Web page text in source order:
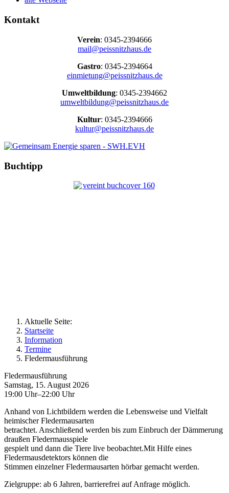
Kontakt
Verein: 0345-2394666
mail@peissnitzhaus.de
Gastro: 0345-2394664
einmietung@peissnitzhaus.de
Umweltbildung: 0345-2394662
umweltbildung@peissnitzhaus.de
Kultur: 0345-2394666
kultur@peissnitzhaus.de
Buchtipp
Aktuelle Seite:
Startseite
Information
Termine
Fledermausführung
Fledermausführung
Samstag, 15. August 2026
19:00 Uhr–22:00 Uhr
Anhand von Lichtbildern werden die Lebensweise und Vielfalt
heimischer Fledermausarten
betrachtet. Anschließend werden bis zum Einbruch der Dämmerung
draußen Fledermausspiele
gespielt und dann die Tiere live beobachtet.Mit Hilfe eines
Fledermausdetektors können die
Stimmen einzelner Fledermausarten hörbar gemacht werden.
Zielgruppe: ab 6 Jahren, barrierefrei auf Anfrage möglich.